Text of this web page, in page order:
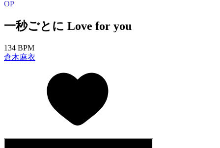
OP
一秒ごとに Love for you
134 BPM
倉木麻衣